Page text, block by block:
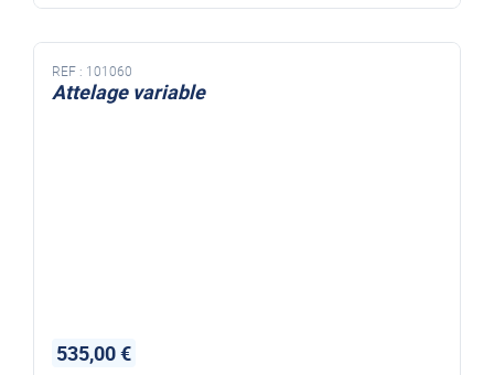
REF : 101060
Attelage variable
535,00 €